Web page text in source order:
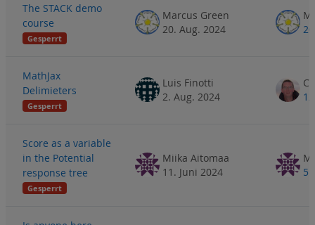
The STACK demo
course
Gesperrt
Marcus Green
20. Aug. 2024
MathJax
Delimieters
Gesperrt
Luis Finotti
2. Aug. 2024
Score as a variable
in the Potential
response tree
Gesperrt
Miika Aitomaa
11. Juni 2024
5.